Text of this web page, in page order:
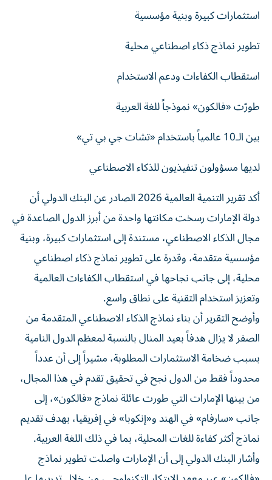
استثمارات كبيرة وبنية مؤسسية
تطوير نماذج ذكاء اصطناعي محلية
استقطاب الكفاءات ودعم الاستخدام
طورّت «فالكون» نموذجاً للغة العربية
بين الـ10 عالمياً باستخدام «تشات جي بي تي»
لديها مسؤولون تنفيذيون للذكاء الاصطناعي
أكد تقرير التنمية العالمية 2026 الصادر عن البنك الدولي أن
دولة الإمارات رسخت مكانتها واحدة من أبرز الدول الصاعدة في
مجال الذكاء الاصطناعي، مستندة إلى استثمارات كبيرة، وبنية
مؤسسية متقدمة، وقدرة على تطوير نماذج ذكاء اصطناعي
محلية، إلى جانب نجاحها في استقطاب الكفاءات العالمية
وتعزيز استخدام التقنية على نطاق واسع.
وأوضح التقرير أن بناء نماذج الذكاء الاصطناعي المتقدمة من
الصفر لا يزال هدفاً بعيد المنال بالنسبة لمعظم الدول النامية
بسبب ضخامة الاستثمارات المطلوبة، مشيراً إلى أن عدداً
محدوداً فقط من الدول نجح في تحقيق تقدم في هذا المجال،
من بينها الإمارات التي طورت عائلة نماذج «فالكون»، إلى
جانب «سارفام» في الهند و«إنكوبا» في إفريقيا، بهدف تقديم
نماذج أكثر كفاءة للغات المحلية، بما في ذلك اللغة العربية.
وأشار البنك الدولي إلى أن الإمارات واصلت تطوير نماذج